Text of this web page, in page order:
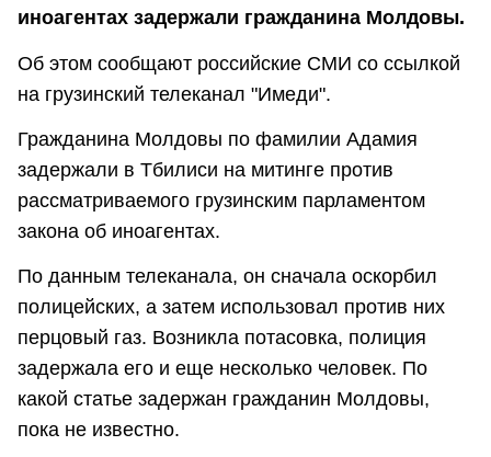
иноагентах задержали гражданина Молдовы.
Об этом сообщают российские СМИ со ссылкой
на грузинский телеканал "Имеди".
Гражданина Молдовы по фамилии Адамия
задержали в Тбилиси на митинге против
рассматриваемого грузинским парламентом
закона об иноагентах.
По данным телеканала, он сначала оскорбил
полицейских, а затем использовал против них
перцовый газ. Возникла потасовка, полиция
задержала его и еще несколько человек. По
какой статье задержан гражданин Молдовы,
пока не известно.